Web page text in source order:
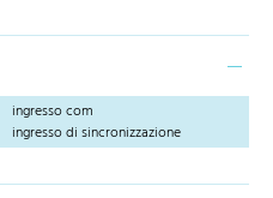
ingresso com
ingresso di sincronizzazione